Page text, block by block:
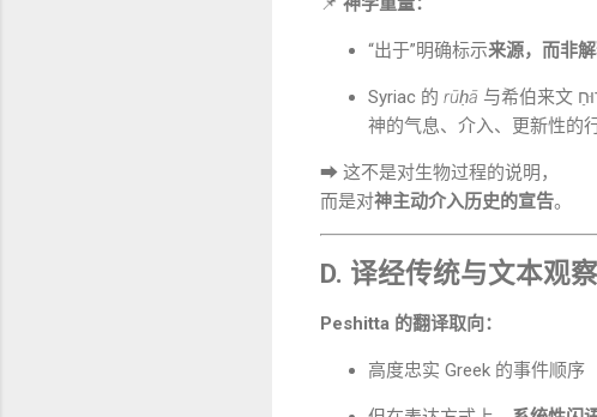
“出于”明确标示来源，而非
Syriac 的 rūḥā
神的气息、介入、更新性的
➡ 这不是对生物过程的说明，
而是对神主动介入历史的宣告。
D. 译经传统与文本观察
Peshitta 的翻译取向：
高度忠实 Greek 的事件顺序